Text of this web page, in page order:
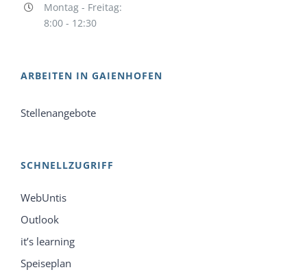
Montag - Freitag:
8:00 - 12:30
ARBEITEN IN GAIENHOFEN
Stellenangebote
SCHNELLZUGRIFF
WebUntis
Outlook
it’s learning
Speiseplan